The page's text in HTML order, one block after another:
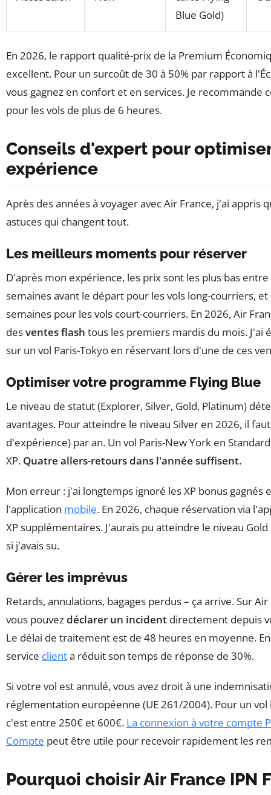
Blue Gold)
En 2026, le rapport qualité-prix de la Premium
excellent. Pour un surcoût de 30 à 50% par rapport à
vous gagnez en confort et en services. Je recommande
pour les vols de plus de 6 heures.
Conseils d'expert pour
expérience
Après des années à voyager avec Air France, j'ai appris
astuces qui changent tout.
Les meilleurs moments pour réserver
D'après mon expérience, les prix sont les plus bas
semaines avant le départ pour les vols long-courriers,
semaines pour les vols court-courriers. En 2026, Air
desventes flash tous les premiers mardis du mois. J'ai
sur un vol Paris-Tokyo en réservant lors d'une de ces
Optimiser votre programme Flying Blue
Le niveau de statut (Explorer, Silver, Gold, Platinum)
avantages. Pour atteindre le niveau Silver en 2026, il
d'expérience) par an. Un vol Paris-New York en
XP. Quatre allers-retours dans l'année suffisent.
Mon erreur : j'ai longtemps ignoré les XP bonus gagnés
l'application mobile. En 2026, chaque réservation via
XP supplémentaires. J'aurais pu atteindre le niveau
si j'avais su.
Gérer les imprévus
Retards, annulations, bagages perdus – ça arrive. Sur Air
vous pouvezdéclarer un incident directement depuis
Le délai de traitement est de 48 heures en moyenne.
service clienta réduit son temps de réponse de 30%.
Si votre vol est annulé, vous avez droit à une
réglementation européenne (UE 261/2004). Pour un
c'est entre 250€ et 600€. La connexion à votre compte
Compte peut être utile pour recevoir rapidement les
Pourquoi choisir Air France IPN